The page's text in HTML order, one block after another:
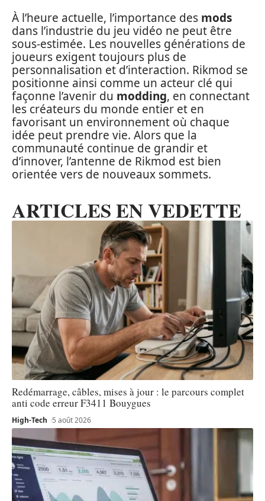
À l’heure actuelle, l’importance des mods
dans l’industrie du jeu vidéo ne peut être
sous-estimée. Les nouvelles générations de
joueurs exigent toujours plus de
personnalisation et d’interaction. Rikmod se
positionne ainsi comme un acteur clé qui
façonne l’avenir du modding, en connectant
les créateurs du monde entier et en
favorisant un environnement où chaque
idée peut prendre vie. Alors que la
communauté continue de grandir et
d’innover, l’antenne de Rikmod est bien
orientée vers de nouveaux sommets.
ARTICLES EN VEDETTE
Redémarrage, câbles, mises à jour : le parcours complet
anti code erreur F3411 Bouygues
High-Tech 5 août 2026